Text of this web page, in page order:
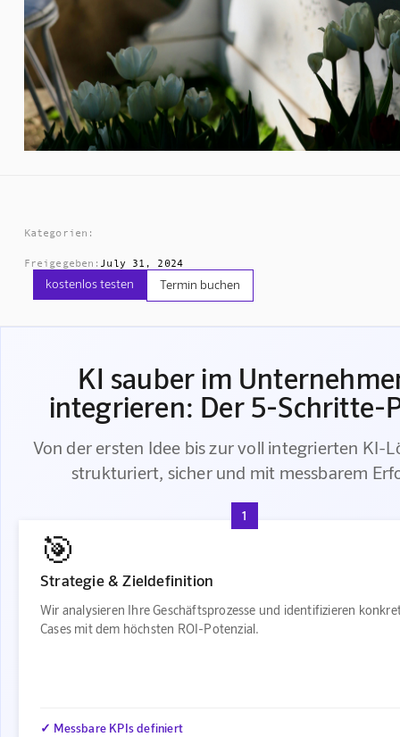
Kategorien:
Freigegeben: July 31, 2024
kostenlos testen Termin buchen
KI sauber im
integrieren: Der 5-Schritte-
Von der ersten Idee bis zur voll integrierten KI-
strukturiert, sicher und mit messbarem
1
🎯
Strategie & Zieldefinition
Wir analysieren Ihre Geschäftsprozesse und identifizieren
Cases mit dem höchsten ROI-Potenzial.
✓ Messbare KPIs definiert